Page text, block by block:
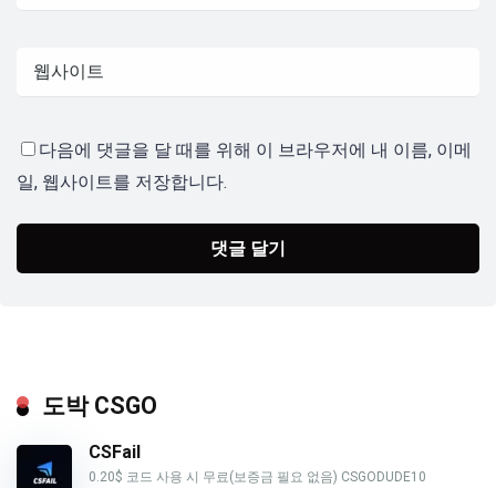
다음에 댓글을 달 때를 위해 이 브라우저에 내 이름, 이메
일, 웹사이트를 저장합니다.
도박 CSGO
CSFail
0.20$ 코드 사용 시 무료(보증금 필요 없음) CSGODUDE10